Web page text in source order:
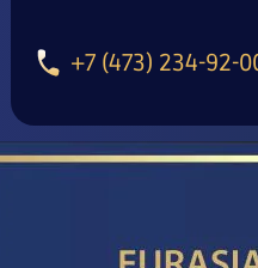
+7 (473) 234-92-